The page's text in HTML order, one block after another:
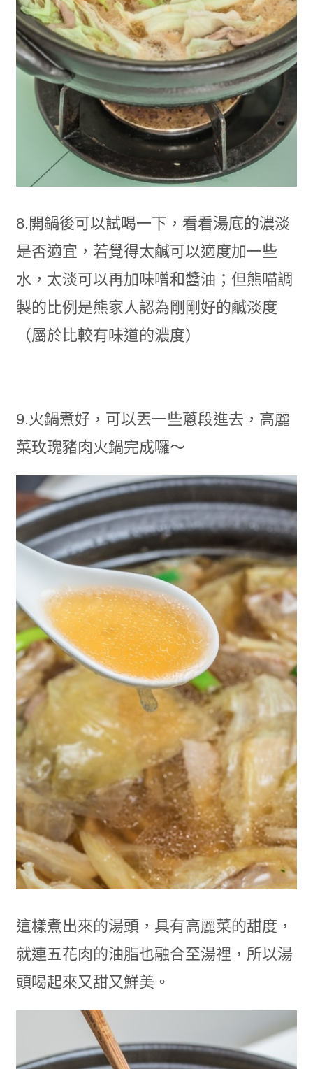
8.開鍋後可以試喝一下，看看湯底的濃淡
是否適宜，若覺得太鹹可以適度加一些
水，太淡可以再加味噌和醬油；但熊喵調
製的比例是熊家人認為剛剛好的鹹淡度
（屬於比較有味道的濃度）
9.火鍋煮好，可以丟一些蔥段進去，高麗
菜玫瑰豬肉火鍋完成囉～
這樣煮出來的湯頭，具有高麗菜的甜度，
就連五花肉的油脂也融合至湯裡，所以湯
頭喝起來又甜又鮮美。